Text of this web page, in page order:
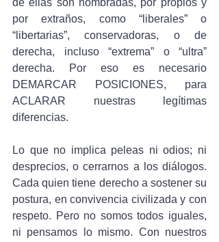
de ellas son nombradas, por propios y
por extraños, como “liberales” o
“libertarias”, conservadoras, o de
derecha, incluso “extrema” o “ultra”
derecha. Por eso es necesario
DEMARCAR POSICIONES, para
ACLARAR nuestras legítimas
diferencias.
Lo que no implica peleas ni odios; ni
desprecios, o cerrarnos a los diálogos.
Cada quien tiene derecho a sostener su
postura, en convivencia civilizada y con
respeto. Pero no somos todos iguales,
ni pensamos lo mismo. Con nuestros